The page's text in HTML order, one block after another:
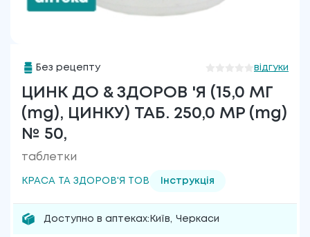
Без рецепту відгуки
ЦИНК ДО & ЗДОРОВ 'Я (15,0 МГ
(mg), ЦИНКУ) ТАБ. 250,0 МР (mg)
№ 50,
таблетки
КРАСА ТА ЗДОРОВ'Я ТОВ Інструкція
Доступно в аптеках: Київ, Черкаси